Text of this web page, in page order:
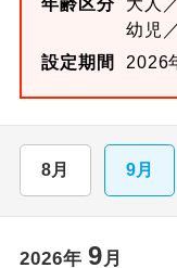
年齢区分
大人
幼児
設定期間
2026
8月 9月
2026年 9 月